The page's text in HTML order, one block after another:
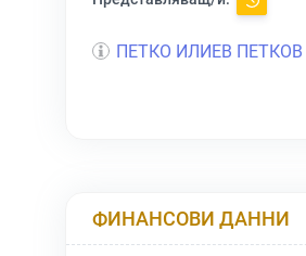
ПЕТКО ИЛИЕВ ПЕТКОВ
ФИНАНСОВИ ДАННИ